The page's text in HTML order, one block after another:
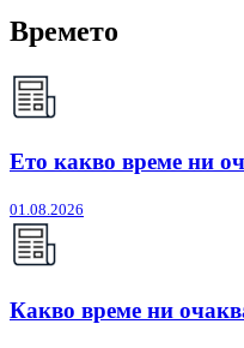
Времето
Ето какво време ни
01.08.2026
Какво време ни